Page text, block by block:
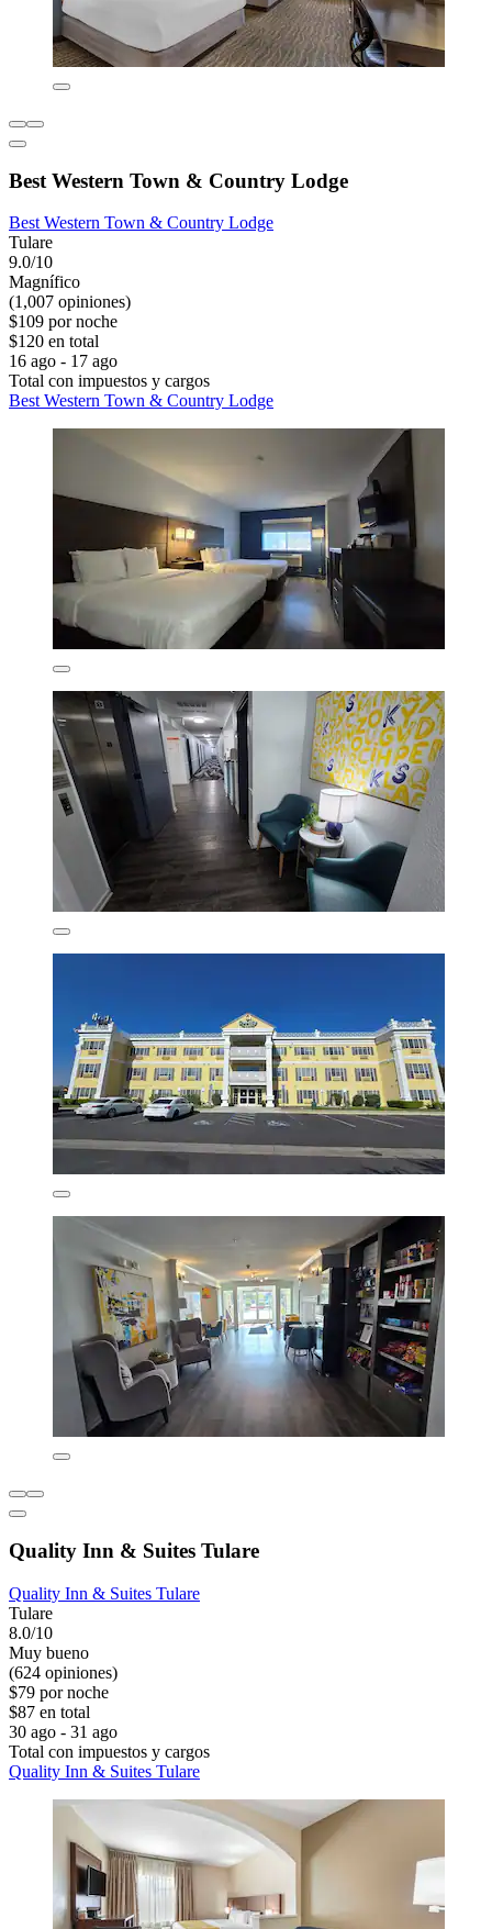
Best Western Town & Country Lodge
Best Western Town & Country Lodge
Tulare
9.0/10
Magnífico
(1,007 opiniones)
$109 por noche
$120 en total
16 ago - 17 ago
Total con impuestos y cargos
Best Western Town & Country Lodge
Quality Inn & Suites Tulare
Quality Inn & Suites Tulare
Tulare
8.0/10
Muy bueno
(624 opiniones)
$79 por noche
$87 en total
30 ago - 31 ago
Total con impuestos y cargos
Quality Inn & Suites Tulare